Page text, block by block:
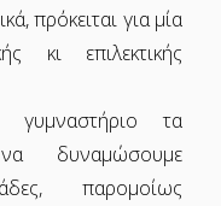
πρόκειται για μία
κι επιλεκτικής
γυμναστήριο τα
δυναμώσουμε
παρομοίως